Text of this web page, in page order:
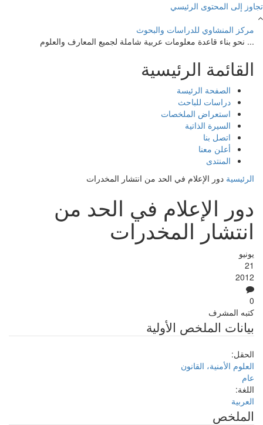
تجاوز إلى المحتوى الرئيسي
مركز المنشاوي للدراسات والبحوث
... نحو بناء قاعدة معلومات عربية شاملة لجميع المعارف والعلوم
القائمة الرئيسية
الصفحة الرئيسة
دراسات للباحث
استعراض الملخصات
السيرة الذاتية
اتصل بنا
أعلن معنا
المنتدى
الرئيسية دور الإعلام في الحد من انتشار المخدرات
دور الإعلام في الحد من
انتشار المخدرات
يونيو
21
2012
0
كتبه المشرف
بيانات الملخص الأولية
الحقل:
العلوم الأمنية، القانون
عام
اللغة:
العربية
الملخص